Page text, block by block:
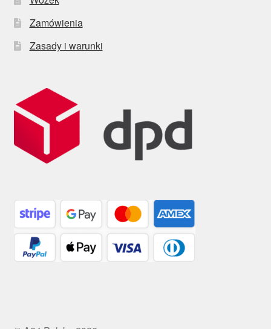
Zamówienia
Zasady i warunki